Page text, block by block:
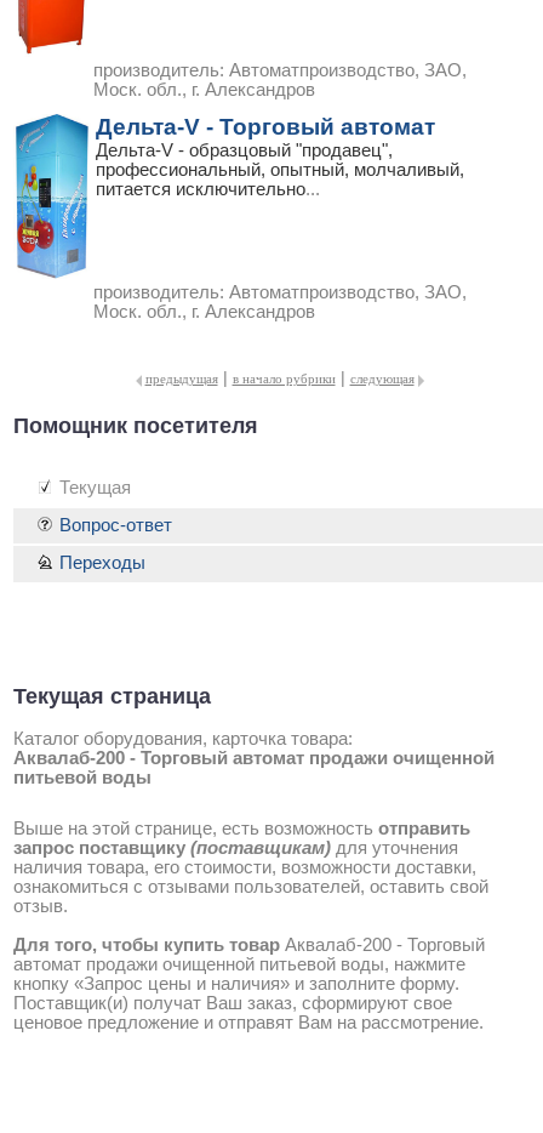
производитель: Автоматпроизводство, ЗАО,
Моск. обл., г. Александров
Дельта-V - Торговый автомат
Дельта-V - образцовый "продавец",
профессиональный, опытный, молчаливый,
питается исключительно...
производитель: Автоматпроизводство, ЗАО,
Моск. обл., г. Александров
предыдущая | в начало рубрики | следующая
Помощник посетителя
Текущая
Текущая страница
Каталог оборудования, карточка товара:
Аквалаб-200 - Торговый автомат продажи очищенной
питьевой воды
Выше на этой странице, есть возможность отправить
запрос поставщику (поставщикам) для уточнения
наличия товара, его стоимости, возможности доставки,
ознакомиться с отзывами пользователей, оставить свой
отзыв.
Для того, чтобы купить товар Аквалаб-200 - Торговый
автомат продажи очищенной питьевой воды, нажмите
кнопку «Запрос цены и наличия» и заполните форму.
Поставщик(и) получат Ваш заказ, сформируют свое
ценовое предложение и отправят Вам на рассмотрение.
Вопрос-ответ
Переходы